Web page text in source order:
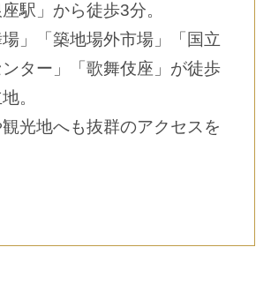
駅」から徒歩3分。
場」「築地場外市場」「国立
ター」「歌舞伎座」が徒歩
。
光地へも抜群のアクセスを